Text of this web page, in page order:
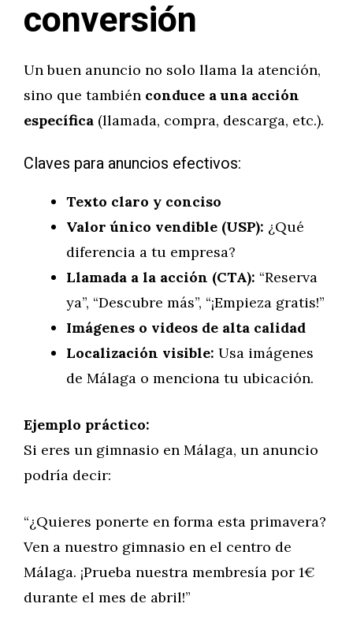
conversión
Un buen anuncio no solo llama la atención,
sino que también conduce a una acción
específica (llamada, compra, descarga, etc.).
Claves para anuncios efectivos:
Texto claro y conciso
Valor único vendible (USP): ¿Qué
diferencia a tu empresa?
Llamada a la acción (CTA): “Reserva
ya”, “Descubre más”, “¡Empieza gratis!”
Imágenes o videos de alta calidad
Localización visible: Usa imágenes
de Málaga o menciona tu ubicación.
Ejemplo práctico:
Si eres un gimnasio en Málaga, un anuncio
podría decir:
“¿Quieres ponerte en forma esta primavera?
Ven a nuestro gimnasio en el centro de
Málaga. ¡Prueba nuestra membresía por 1€
durante el mes de abril!”